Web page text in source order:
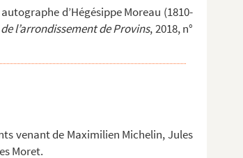
d’Hégésippe Moreau (1810-
l’arrondissement de Provins, 2018, n°
venant de Maximilien Michelin, Jules
Moret.